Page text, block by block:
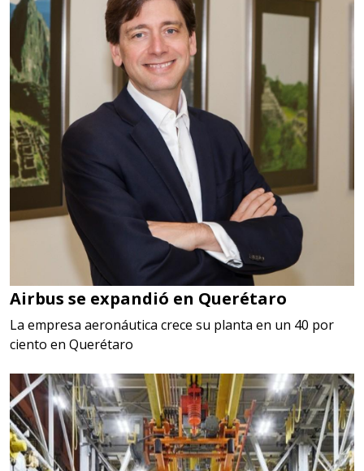
Airbus se expandió en Querétaro
La empresa aeronáutica crece su planta en un 40 por
ciento en Querétaro